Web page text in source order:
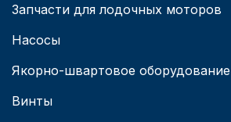
Запчасти для лодочных моторов
Насосы
Якорно-швартовое оборудование
Винты